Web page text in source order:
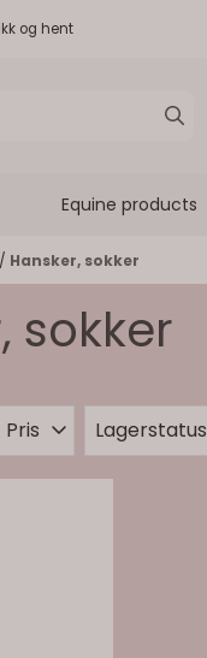
og hent
Equine products
/ Hansker, sokker
sokker
Pris Lagerstatus